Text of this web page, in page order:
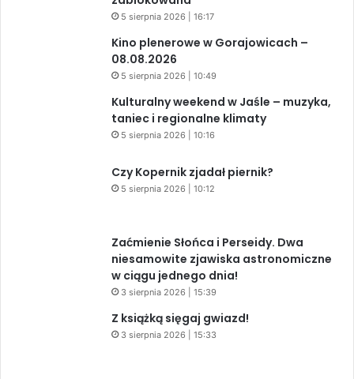
5 sierpnia 2026 | 16:17
Kino plenerowe w Gorajowicach –
08.08.2026
5 sierpnia 2026 | 10:49
Kulturalny weekend w Jaśle – muzyka,
taniec i regionalne klimaty
5 sierpnia 2026 | 10:16
Czy Kopernik zjadał piernik?
5 sierpnia 2026 | 10:12
Zaćmienie Słońca i Perseidy. Dwa
niesamowite zjawiska astronomiczne
w ciągu jednego dnia!
3 sierpnia 2026 | 15:39
Z książką sięgaj gwiazd!
3 sierpnia 2026 | 15:33